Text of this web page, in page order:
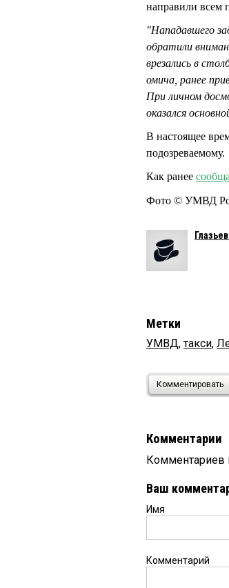
направили всем
"Нападавшего
обратили
врезались в
омича, ранее
При личном
оказался
В настоящее
подозреваемому.
Как ранее
Фото © УМВД
Метки
УМВД,такси,
Комментировать
Комментарии
Комментариев
Ваш
Имя
Комментарий